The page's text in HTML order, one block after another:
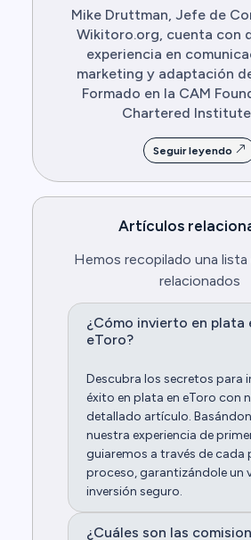
Mike Druttman, Jefe de
Wikitoro.org, cuenta con
experiencia en
marketing y adaptación
Formado en la CAM
Chartered Institute
Seguir leyendo
Artículos
Hemos recopilado una
relacionados
¿Cómo invierto en plata
eToro?
Descubra los secretos para
éxito en plata en eToro con
detallado artículo.
nuestra experiencia de
guiaremos a través de cada
proceso, garantizándole un
inversión seguro.
¿Cuáles son las